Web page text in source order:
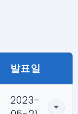
발표일
2023-